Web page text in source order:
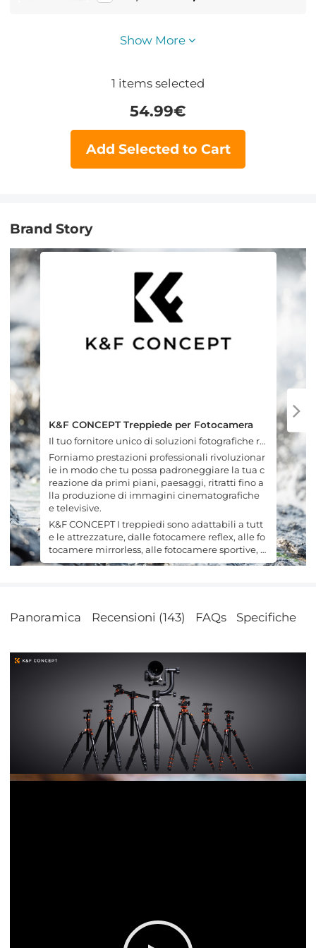
Android/iPhone/laptop
Show More
1 items selected
54.99€
Add Selected to Cart
Brand Story
K&F CONCEPT Treppiede per Fotocamera
Il tuo fornitore unico di soluzioni fotografiche ra
ffinate.
Forniamo prestazioni professionali rivoluzionar
ie in modo che tu possa padroneggiare la tua c
reazione da primi piani, paesaggi, ritratti fino a
lla produzione di immagini cinematografiche
e televisive.
K&F CONCEPT I treppiedi sono adattabili a tutt
e le attrezzature, dalle fotocamere reflex, alle fo
tocamere mirrorless, alle fotocamere sportive, a
lle videocamere e ai telefoni cellulari.
Panoramica Recensioni (143) FAQs Specifiche